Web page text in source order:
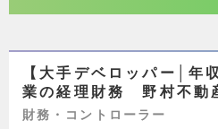
【大手デベロッパー│年
業の経理財務 野村不動
財務・コントローラー